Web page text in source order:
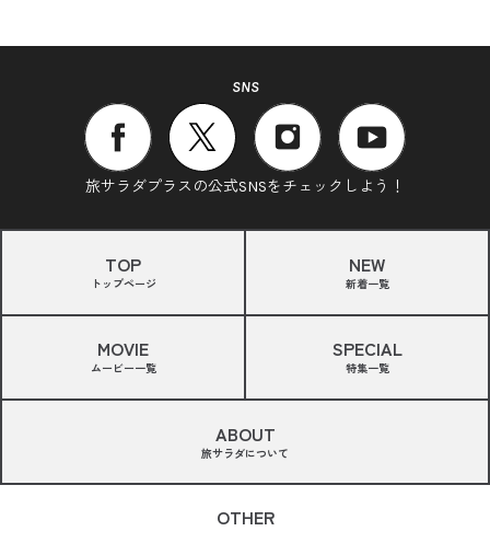
SNS
旅サラダプラスの公式SNSをチェックしよう！
TOP
トップページ
NEW
新着一覧
MOVIE
ムービー一覧
SPECIAL
特集一覧
ABOUT
旅サラダについて
OTHER